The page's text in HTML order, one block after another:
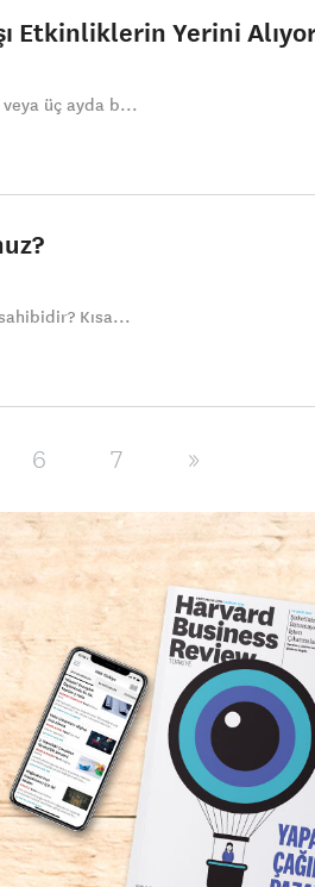
Etkinliklerin Yerini
veya üç ayda b...
Kısa...
6 7 »